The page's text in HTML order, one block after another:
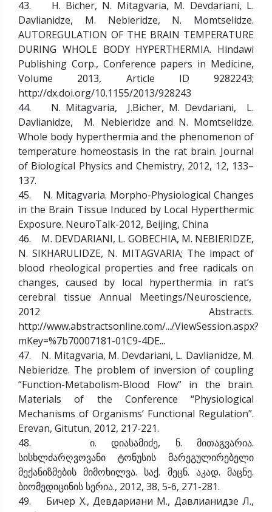
43. H. Bicher, N. Mitagvaria, M. Devdariani, L.
Davlianidze, M. Nebieridze, N. Momtselidze.
AUTOREGULATION OF THE BRAIN TEMPERATURE
DURING WHOLE BODY HYPERTHERMIA. Hindawi
Publishing Corp., Conference papers in Medicine,
Volume 2013, Article ID 9282243;
http://dx.doi.org/10.1155/2013/928243
44. N. Mitagvaria, J.Bicher, M. Devdariani, L.
Davlianidze, M. Nebieridze and N. Momtselidze.
Whole body hyperthermia and the phenomenon of
temperature homeostasis in the rat brain. Journal
of Biological Physics and Chemistry, 2012, 12, 133–
137.
45. N. Mitagvaria. Morpho-Physiological Changes
in the Brain Tissue Induced by Local Hyperthermic
Exposure. NeuroTalk-2012, Beijing, China
46. M. DEVDARIANI, L. GOBECHIA, M. NEBIERIDZE,
N. SIKHARULIDZE, N. MITAGVARIA; The impact of
blood rheological properties and free radicals on
changes, caused by local hyperthermia in rat’s
cerebral tissue Annual Meetings/Neuroscience,
2012 Abstracts.
http://www.abstractsonline.com/.../ViewSession.aspx?
mKey=%7b70007181-01C9-4DE...
47. N. Mitagvaria, M. Devdariani, L. Davlianidze, M.
Nebieridze. The problem of inversion of coupling
“Function-Metabolism-Blood Flow” in the brain.
Materials of the Conference “Physiological
Mechanisms of Organisms’ Functional Regulation”.
Erevan, Gitutun, 2012, 217-221.
48. ი. დიასამიძე, ნ. მითაგვარია.
სისხლძარღვოვანი ტონუსის მარეგულირებელი
მექანიზმების მიმოხილვა. საქ. მეცნ. აკად. მაცნე.
ბიომედიცინის სერია., 2012, 38, 5-6, 271-281.
49. Бичер Х., Девдариани М., Давлианидзе Л.,